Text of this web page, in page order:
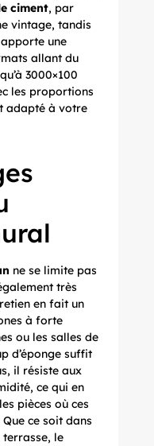
ciment, par
vintage, tandis
une
allant du
3000×100
les proportions
adapté à votre
ne se limite pas
très
en fait un
à forte
ou les salles de
d’éponge suffit
il résiste aux
ce qui en
pièces où ces
ce soit dans
terrasse, le